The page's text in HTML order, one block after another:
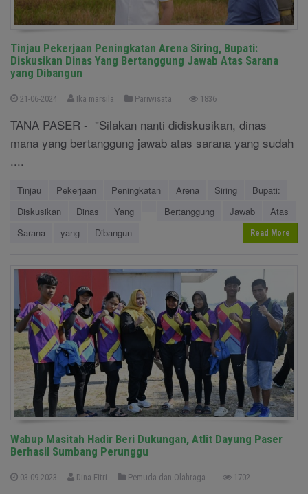
Tinjau Pekerjaan Peningkatan Arena Siring, Bupati:
Diskusikan Dinas Yang Bertanggung Jawab Atas Sarana
yang Dibangun
21-06-2024 Ika marsila Pariwisata 1836
TANA PASER - "Silakan nanti didiskusikan, dinas
mana yang bertanggung jawab atas sarana yang sudah
....
Tinjau Pekerjaan Peningkatan Arena Siring
Bupati:
Diskusikan
Dinas Yang Bertanggung Jawab
Atas
Sarana
yang Dibangun Read More
Wabup Masitah Hadir Beri Dukungan, Atlit Dayung Paser
Berhasil Sumbang Perunggu
03-09-2023 Dina Fitri Pemuda dan Olahraga 1702